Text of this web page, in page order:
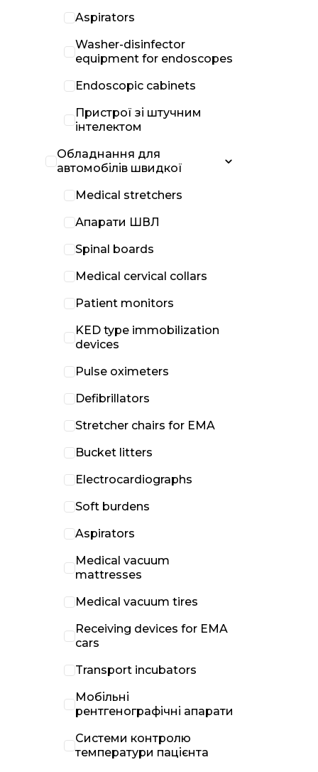
Aspirators
Washer-disinfector
equipment for endoscopes
Endoscopic cabinets
Пристрої зі штучним
інтелектом
Обладнання для
автомобілів швидкої
Medical stretchers
Апарати ШВЛ
Spinal boards
Medical cervical collars
Patient monitors
KED type immobilization
devices
Pulse oximeters
Defibrillators
Stretcher chairs for EMA
Bucket litters
Electrocardiographs
Soft burdens
Aspirators
Medical vacuum
mattresses
Medical vacuum tires
Receiving devices for EMA
cars
Transport incubators
Мобільні
рентгенографічні апарати
Системи контролю
температури пацієнта